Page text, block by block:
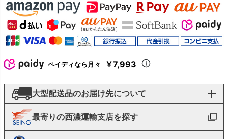
ペイディなら月々 ￥7,993
大型配送品のお届け先について
最寄りの西濃運輸支店を探す